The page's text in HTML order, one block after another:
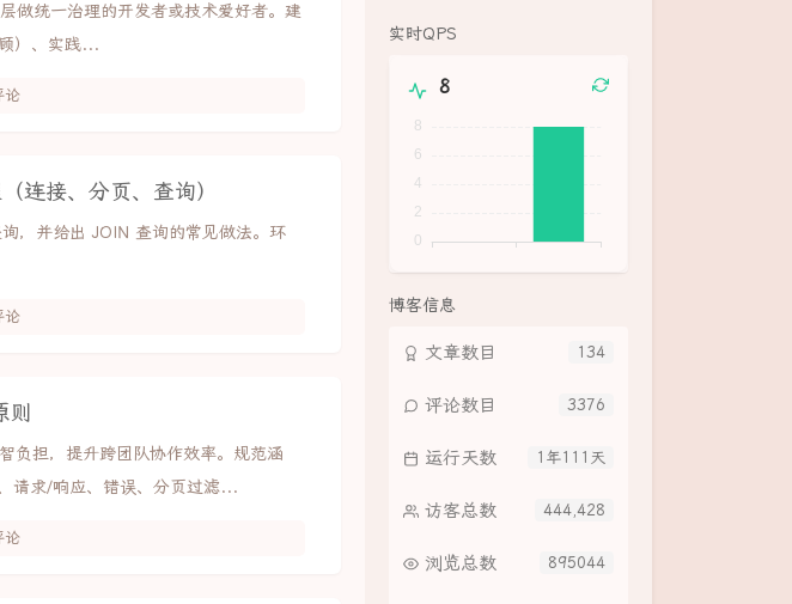
做统一治理的开发者或技术爱好者。建
）、实践...
论
连接、分页、查询）
，并给出 JOIN 查询的常见做法。环
论
则
负担，提升跨团队协作效率。规范涵
请求/响应、错误、分页过滤...
论
实时QPS
8
博客信息
134
文章数目
3376
评论数目
1年111天
运行天数
444,428
访客总数
895044
浏览总数